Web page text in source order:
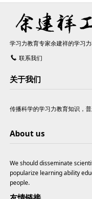
学习力教育专家余建祥的学习
联系我们
关于我们
传播科学的学习力教育知识，
About us
We should disseminate
popularize learning ability
people.